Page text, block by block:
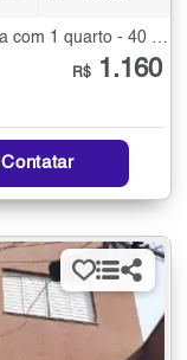
R$ 1.160
Contatar